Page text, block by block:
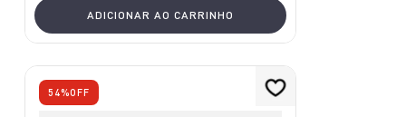
ADICIONAR AO CARRINHO
54%OFF